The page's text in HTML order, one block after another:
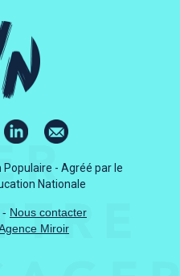
- Agréé par le
Nationale
- Nous contacter
Miroir